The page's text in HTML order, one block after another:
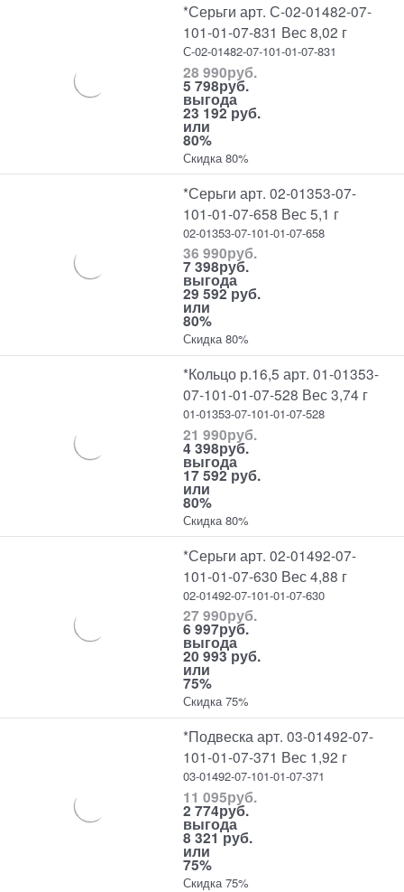
*Серьги арт. С-02-01482-07-
101-01-07-831 Вес 8,02 г
С-02-01482-07-101-01-07-831
28 990руб.
5 798руб.
выгода
23 192 руб.
или
80%
Скидка 80%
*Серьги арт. 02-01353-07-
101-01-07-658 Вес 5,1 г
02-01353-07-101-01-07-658
36 990руб.
7 398руб.
выгода
29 592 руб.
или
80%
Скидка 80%
*Кольцо р.16,5 арт. 01-01353-
07-101-01-07-528 Вес 3,74 г
01-01353-07-101-01-07-528
21 990руб.
4 398руб.
выгода
17 592 руб.
или
80%
Скидка 80%
*Серьги арт. 02-01492-07-
101-01-07-630 Вес 4,88 г
02-01492-07-101-01-07-630
27 990руб.
6 997руб.
выгода
20 993 руб.
или
75%
Скидка 75%
*Подвеска арт. 03-01492-07-
101-01-07-371 Вес 1,92 г
03-01492-07-101-01-07-371
11 095руб.
2 774руб.
выгода
8 321 руб.
или
75%
Скидка 75%